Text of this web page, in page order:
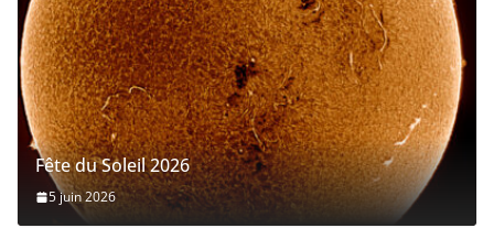
Fête du Soleil 2026
5 juin 2026